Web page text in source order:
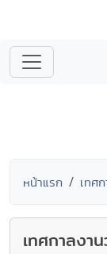
หน้าแรก เทศ
เทศกาลงา